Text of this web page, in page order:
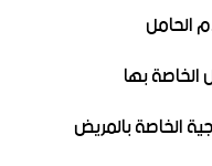
الحامل
الخاصة بها
الخاصة بالمريض